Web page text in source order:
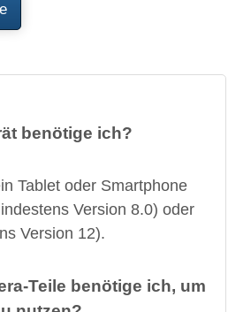
benötige ich?
Tablet oder Smartphone
Version 8.0) oder
Version 12).
Teile benötige ich, um